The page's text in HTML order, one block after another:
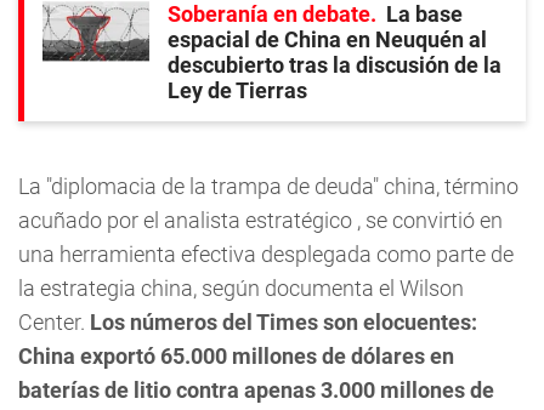
Soberanía en debate
La base
espacial de China en Neuquén al
descubierto tras la discusión de la
Ley de Tierras
La "diplomacia de la trampa de deuda" china, término
acuñado por el analista estratégico , se convirtió en
una herramienta efectiva desplegada como parte de
la estrategia china, según documenta el Wilson
Center. Los números del Times son elocuentes:
China exportó 65.000 millones de dólares en
baterías de litio contra apenas 3.000 millones de